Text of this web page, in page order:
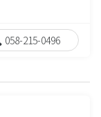
058-215-0496